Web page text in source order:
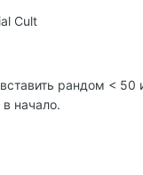
Cult
рандом < 50
начало.